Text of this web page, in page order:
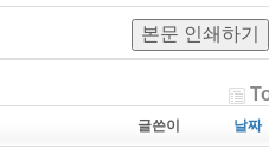
본문 인쇄하기
글쓴이 날짜